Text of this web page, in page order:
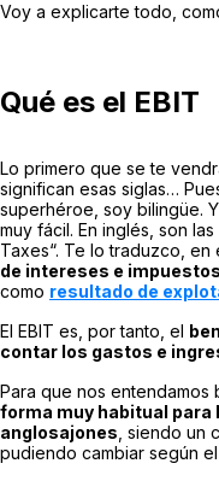
Voy a explicarte todo,
Qué es el EBIT
Lo primero que se te
significan esas siglas…
superhéroe, soy bilingüe.
muy fácil. En inglés, son
Taxes“. Te lo traduzco,
de intereses e
como resultado de
El EBIT es, por tanto, el
contar los gastos e
Para que nos entendamos
forma muy habitual
anglosajones , siendo
pudiendo cambiar según